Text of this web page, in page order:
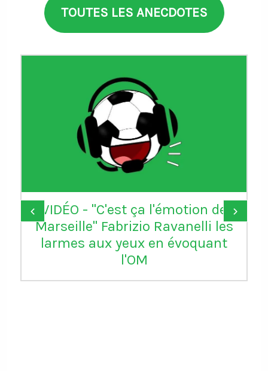
TOUTES LES ANECDOTES
VIDÉO - "C'est ça l'émotion de
Marseille" Fabrizio Ravanelli les
larmes aux yeux en évoquant
l'OM
‹ ›